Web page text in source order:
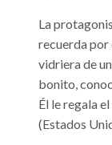
La
recuerda
vidriera de
bonito,
Él le regala
(Estados